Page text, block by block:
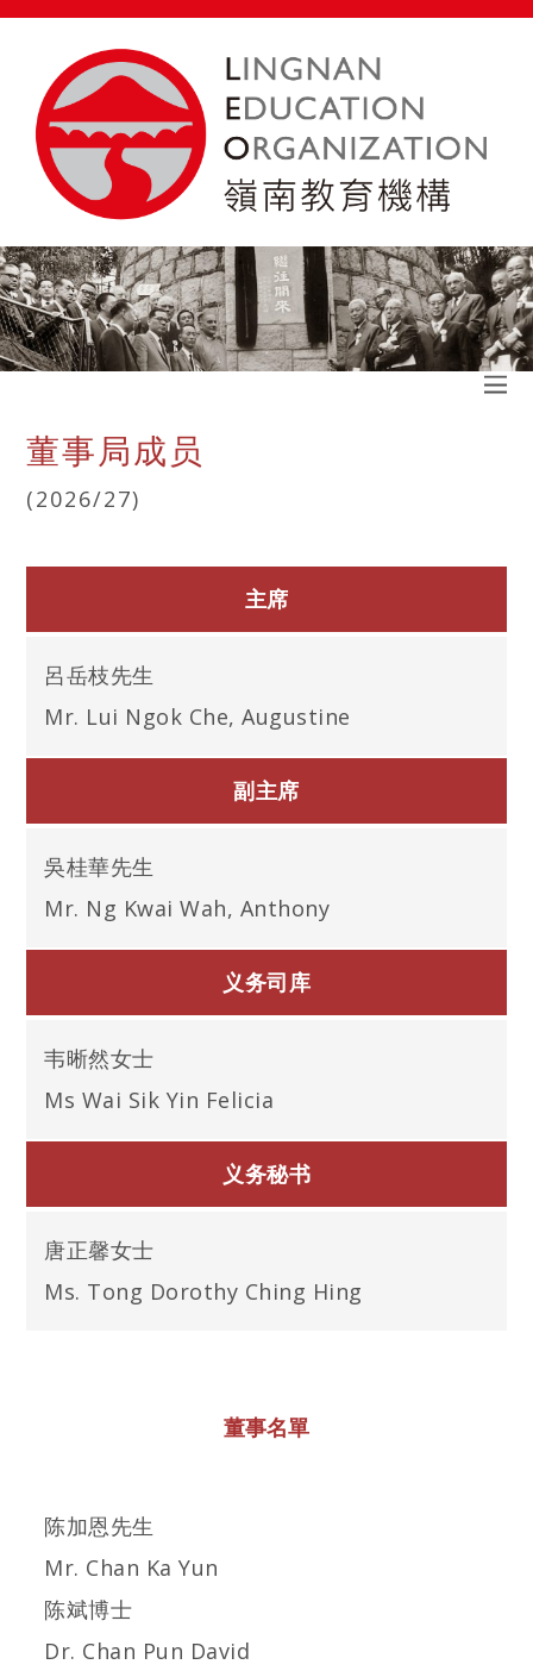
董事局成员
(2026/27)
主席
呂岳枝先生
Mr. Lui Ngok Che, Augustine
副主席
吳桂華先生
Mr. Ng Kwai Wah, Anthony
义务司库
韦晰然女士
Ms Wai Sik Yin Felicia
义务秘书
唐正馨女士
Ms. Tong Dorothy Ching Hing
董事名單
陈加恩先生
Mr. Chan Ka Yun
陈斌博士
Dr. Chan Pun David